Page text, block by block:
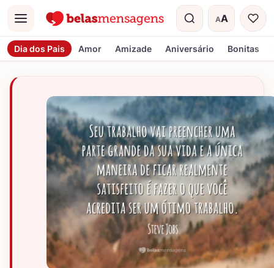
Menu AA
Tamanho do
Dia dos Pais Amor Amizade Aniversário Bonitas